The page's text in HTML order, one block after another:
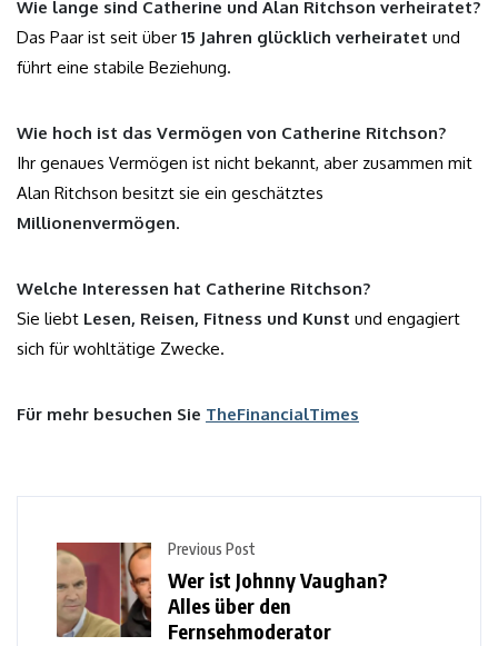
Wie lange sind Catherine und Alan Ritchson verheiratet?
Das Paar ist seit über 15 Jahren glücklich verheiratet und
führt eine stabile Beziehung.
Wie hoch ist das Vermögen von Catherine Ritchson?
Ihr genaues Vermögen ist nicht bekannt, aber zusammen mit
Alan Ritchson besitzt sie ein geschätztes
Millionenvermögen.
Welche Interessen hat Catherine Ritchson?
Sie liebt Lesen, Reisen, Fitness und Kunst und engagiert
sich für wohltätige Zwecke.
Für mehr besuchen Sie TheFinancialTimes
Previous Post
Wer ist Johnny Vaughan?
Alles über den
Fernsehmoderator